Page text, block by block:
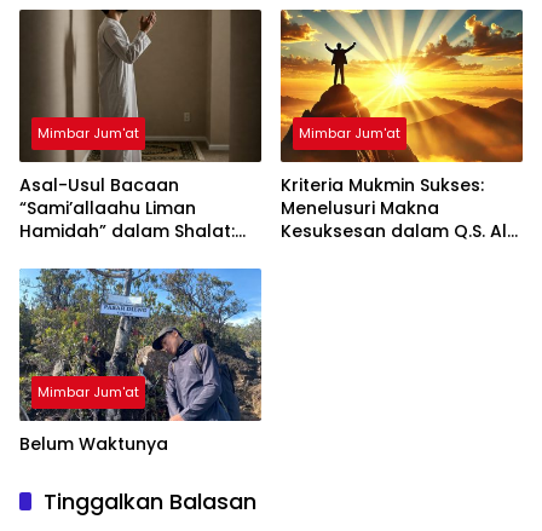
Mimbar Jum'at
Asal-Usul Bacaan
“Sami’allaahu Liman
Hamidah” dalam Shalat:
Rasulullah?
Mimbar Jum'at
Kriteria Mukmin Sukses:
Menelusuri Makna
Kesuksesan dalam Q.S. Al-
Mimbar Jum'at
Belum Waktunya
Tinggalkan Balasan